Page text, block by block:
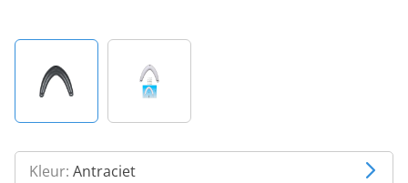
Kleur: Antraciet